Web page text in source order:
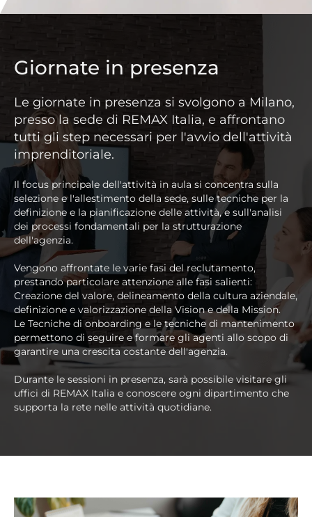
Giornate in presenza
Le giornate in presenza si svolgono a Milano,
presso la sede di REMAX Italia, e affrontano
tutti gli step necessari per l'avvio dell'attività
imprenditoriale.
Il focus principale dell'attività in aula si concentra sulla
selezione e l'allestimento della sede, sulle tecniche per la
definizione e la pianificazione delle attività, e sull'analisi
dei processi fondamentali per la strutturazione
dell'agenzia.
Vengono affrontate le varie fasi del reclutamento,
prestando particolare attenzione alle fasi salienti:
Creazione del valore, delineamento della cultura aziendale,
definizione e valorizzazione della Vision e della Mission.
Le Tecniche di onboarding e le tecniche di mantenimento
permettono di seguire e formare gli agenti allo scopo di
garantire una crescita costante dell'agenzia.
Durante le sessioni in presenza, sarà possibile visitare gli
uffici di REMAX Italia e conoscere ogni dipartimento che
supporta la rete nelle attività quotidiane.